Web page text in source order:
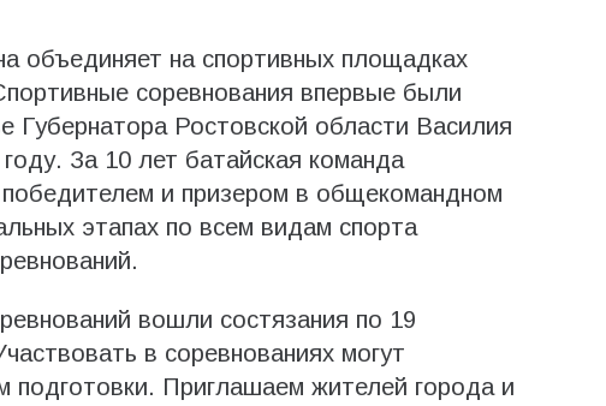
объединяет на спортивных площадках
соревнования впервые были
Губернатора Ростовской области Василия
За 10 лет батайская команда
победителем и призером в общекомандном
этапах по всем видам спорта
вошли состязания по 19
в соревнованиях могут
подготовки. Приглашаем жителей города и